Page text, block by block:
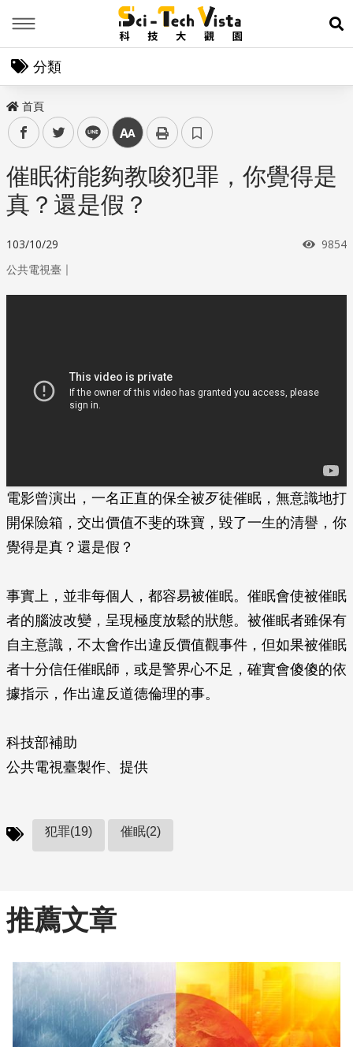
展
分類
首頁
facebooktwitter line 中
催眠術能夠教唆犯罪，你覺得是
真？還是假？
103/10/29 瀏覽
9854
公共電視臺 ｜
電影曾演出，一名正直的保全被歹徒催眠，無意識地打
開保險箱，交出價值不斐的珠寶，毀了一生的清譽，你
覺得是真？還是假？
事實上，並非每個人，都容易被催眠。催眠會使被催眠
者的腦波改變，呈現極度放鬆的狀態。被催眠者雖保有
自主意識，不太會作出違反價值觀事件，但如果被催眠
者十分信任催眠師，或是警界心不足，確實會傻傻的依
據指示，作出違反道德倫理的事。
科技部補助
公共電視臺製作、提供
犯罪(19) 催眠(2)
推薦文章